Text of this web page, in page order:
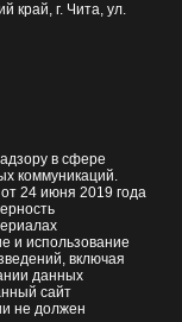
край, г. Чита, ул.
в сфере
коммуникаций.
24 июня 2019 года
и использование
включая
данных
сайт
не должен